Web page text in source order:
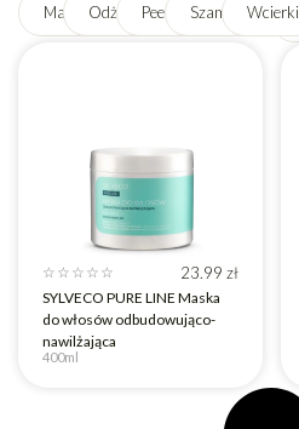
Maski OdżywkiPeelingiSzamponyWcierki
☆ ☆ ☆ ☆ ☆ 23.99 zł
SYLVECO PURE LINE Maska
do włosów odbudowująco-
nawilżająca
400ml